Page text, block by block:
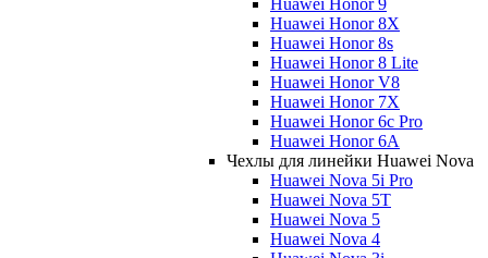
Huawei Honor 8X
Huawei Honor 8s
Huawei Honor 8 Lite
Huawei Honor V8
Huawei Honor 7X
Huawei Honor 6c Pro
Huawei Honor 6A
Чехлы для линейки Huawei Nova
Huawei Nova 5i Pro
Huawei Nova 5T
Huawei Nova 5
Huawei Nova 4